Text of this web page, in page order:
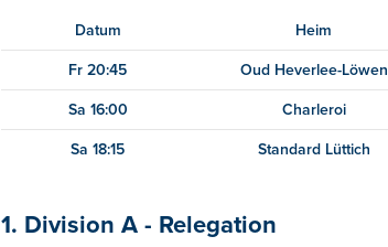
Datum Heim
Fr 20:45 Oud Heverlee-Löwen
Sa 16:00 Charleroi
Sa 18:15 Standard Lüttich
1. Division A - Relegation